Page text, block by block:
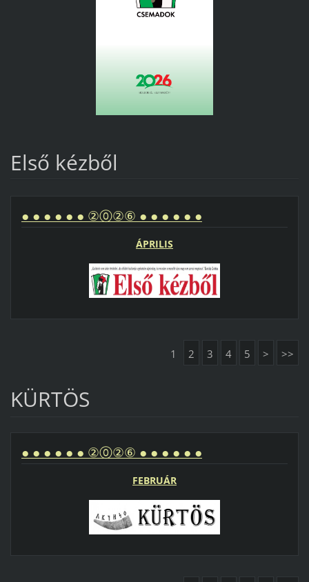
Első kézből
● ● ● ● ● ● ②⓪②⑥ ● ● ● ● ● ●
ÁPRILIS
1 2 3 4 5 > >>
KÜRTÖS
● ● ● ● ● ● ②⓪②⑥ ● ● ● ● ● ●
FEBRUÁR